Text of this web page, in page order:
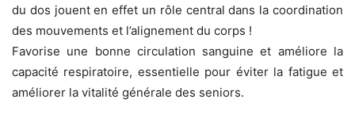
du dos jouent en effet un rôle central dans la coordination
des mouvements et l’alignement du corps !
Favorise une bonne circulation sanguine et améliore la
capacité respiratoire, essentielle pour éviter la fatigue et
améliorer la vitalité générale des seniors.